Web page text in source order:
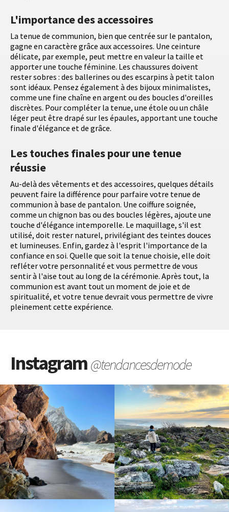
L'importance des accessoires
La tenue de communion, bien que centrée sur le pantalon,
gagne en caractère grâce aux accessoires. Une ceinture
délicate, par exemple, peut mettre en valeur la taille et
apporter une touche féminine. Les chaussures doivent
rester sobres : des ballerines ou des escarpins à petit talon
sont idéaux. Pensez également à des bijoux minimalistes,
comme une fine chaîne en argent ou des boucles d'oreilles
discrètes. Pour compléter la tenue, une étole ou un châle
léger peut être drapé sur les épaules, apportant une touche
finale d'élégance et de grâce.
Les touches finales pour une tenue
réussie
Au-delà des vêtements et des accessoires, quelques détails
peuvent faire la différence pour parfaire votre tenue de
communion à base de pantalon. Une coiffure soignée,
comme un chignon bas ou des boucles légères, ajoute une
touche d'élégance intemporelle. Le maquillage, s'il est
utilisé, doit rester naturel, privilégiant des teintes douces
et lumineuses. Enfin, gardez à l'esprit l'importance de la
confiance en soi. Quelle que soit la tenue choisie, elle doit
refléter votre personnalité et vous permettre de vous
sentir à l'aise tout au long de la cérémonie. Après tout, la
communion est avant tout un moment de joie et de
spiritualité, et votre tenue devrait vous permettre de vivre
pleinement cette expérience.
Instagram@tendancesdemode